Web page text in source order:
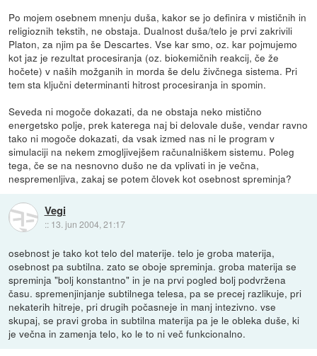
Po mojem osebnem mnenju duša, kakor se jo definira v mističnih in
religioznih tekstih, ne obstaja. Dualnost duša/telo je prvi zakrivili
Platon, za njim pa še Descartes. Vse kar smo, oz. kar pojmujemo
kot jaz je rezultat procesiranja (oz. biokemičnih reakcij, če že
hočete) v naših možganih in morda še delu živčnega sistema. Pri
tem sta ključni determinanti hitrost procesiranja in spomin.
Seveda ni mogoče dokazati, da ne obstaja neko mistično
energetsko polje, prek katerega naj bi delovale duše, vendar ravno
tako ni mogoče dokazati, da vsak izmed nas ni le program v
simulaciji na nekem zmogljivejšem računalniškem sistemu. Poleg
tega, če se na nesnovno dušo ne da vplivati in je večna,
nespremenljiva, zakaj se potem človek kot osebnost spreminja?
Vegi
:: 13. jun 2004, 21:17
osebnost je tako kot telo del materije. telo je groba materija,
osebnost pa subtilna. zato se oboje spreminja. groba materija se
spreminja "bolj konstantno" in je na prvi pogled bolj podvržena
času. spremenjinjanje subtilnega telesa, pa se precej razlikuje, pri
nekaterih hitreje, pri drugih počasneje in manj intezivno. vse
skupaj, se pravi groba in subtilna materija pa je le obleka duše, ki
je večna in zamenja telo, ko le to ni več funkcionalno.